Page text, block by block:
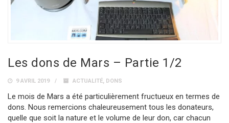
Les dons de Mars – Partie 1/2
9 AVRIL 2019 ACTUALITÉ, DONS
Le mois de Mars a été particulièrement fructueux en termes de
dons. Nous remercions chaleureusement tous les donateurs,
quelle que soit la nature et le volume de leur don, car chacun